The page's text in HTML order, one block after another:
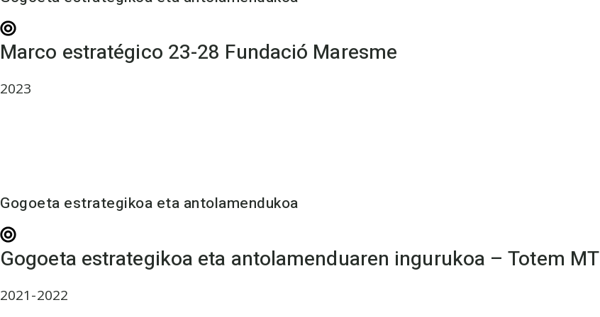
Marco estratégico 23-28 Fundació Maresme
2023
Gogoeta estrategikoa eta antolamendukoa
Gogoeta estrategikoa eta antolamenduaren ingurukoa – Totem MT
2021-2022